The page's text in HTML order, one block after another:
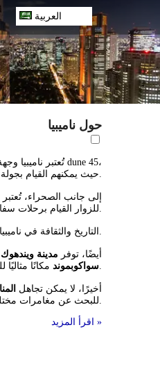
العربية
حول ناميبيا
تُعتبر ناميبيا
حيث يمكنهم القيام بجولة لمشاهدة غروب الشمس.
إلى جانب الصحراء، تُعتبر
للزوار القيام برحلات سفاري لتجربة الحياة البرية عن قرب.
التاريخ والثقافة في التاريخية، حيث تُمثل تراث شعب الأوتو والهيمبا. إن زيارة القرى المحلية توفر فهمًا عميقًا لأسلوب حياة هذه القبائل التقليدية.
أيضًا، توفر مدينة ويندهوك
سواكوبموندمكانًا مثاليًا للرياضات المائية مثل ركوب الأمواج والغوص.
أخيرًا، لا يمكن تجاهل
للبحث عن مغامرات مختلفة واستكشاف تنوعها الطبيعي والثقافي.
اقرأ المزيد »